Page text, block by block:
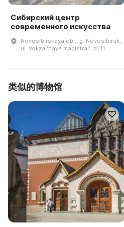
Сибирский центр
современного искусства
Novosibirskaya obl., g. Novosibirsk,
ul. Vokzalʹnaya magistralʹ, d. 11
类似的博物馆